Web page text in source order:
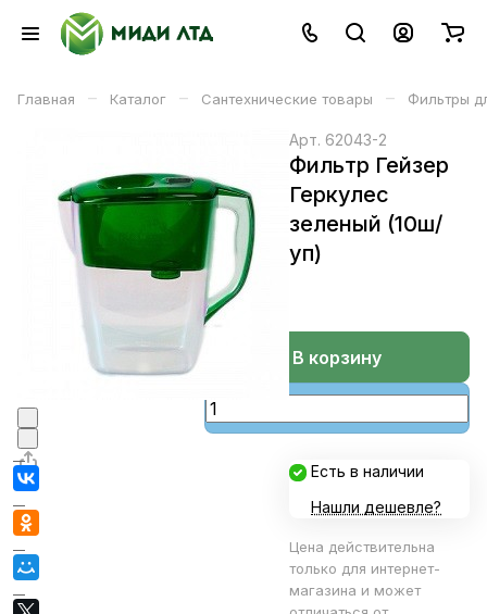
Главная – Каталог – Сантехнические товары – Фильтры
Арт. 62043-2
Фильтр Гейзер
Геркулес
зеленый (10ш/
уп)
В корзину
В корзине
Есть в наличии
Нашли дешевле?
Цена действительна
только для интернет-
магазина и может